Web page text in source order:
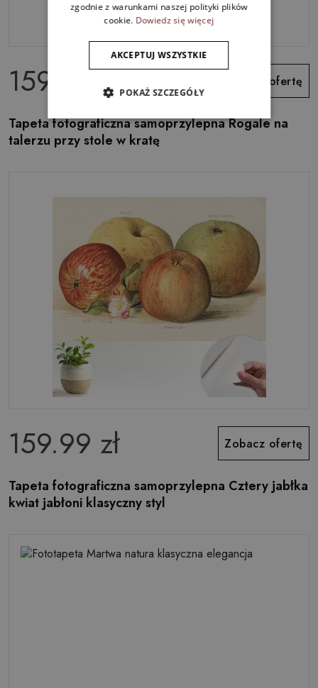
159.99 zł Zobacz ofertę
Tapeta fotograficzna samoprzylepna Rogale na
talerzu przy stole w kratę
159.99 zł Zobacz ofertę
Tapeta fotograficzna samoprzylepna Cztery jabłka
kwiat jabłoni klasyczny styl
zgodnie z warunkami naszej polityki plików
cookie. Dowiedz się więcej
AKCEPTUJ WSZYSTKIE
POKAŻ SZCZEGÓŁY